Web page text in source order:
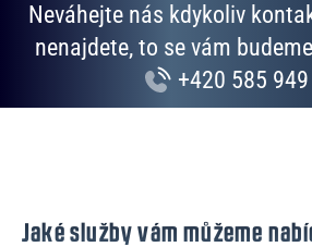
Neváhejte nás kdykoliv
nenajdete, to se vám
+420 585
Jaké služby vám můžeme